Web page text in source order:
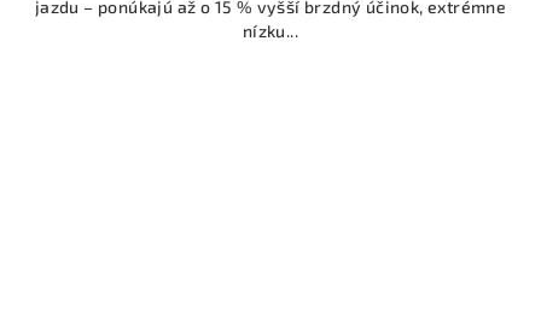
jazdu – ponúkajú až o 15 % vyšší brzdný účinok, extrémne
nízku...